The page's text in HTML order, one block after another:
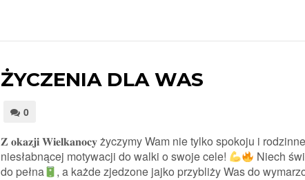
ŻYCZENIA DLA WAS
0
𝐙 𝐨𝐤𝐚𝐳𝐣𝐢 𝐖𝐢𝐞𝐥𝐤𝐚𝐧𝐨𝐜𝐲 życzymy Wam nie tylko spokoju i
niesłabnącej motywacji do walki o swoje cele!
Niech
do pełna
, a każde zjedzone jajko przybliży Was do